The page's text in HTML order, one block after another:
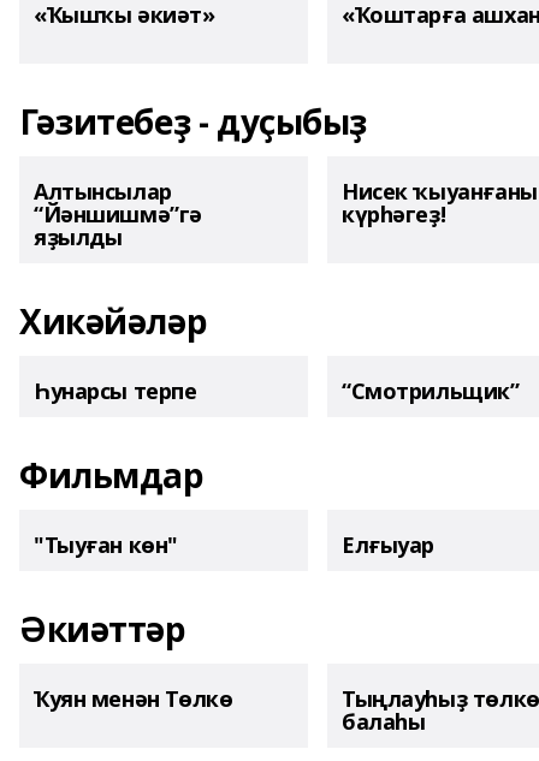
«Ҡышҡы әкиәт» «Ҡоштарға
Гәзитебеҙ - дуҫыбыҙ
Алтынсылар
“Йәншишмә”гә
яҙылды
Нисек
күрһәгеҙ!
Хикәйәләр
Һунарсы терпе “Смотрильщик”
Фильмдар
"Тыуған көн" Елғыуар
Әкиәттәр
Ҡуян менән Төлкө Тыңлауһыҙ төлкө
балаһы